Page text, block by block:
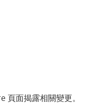
面揭露相關變更。